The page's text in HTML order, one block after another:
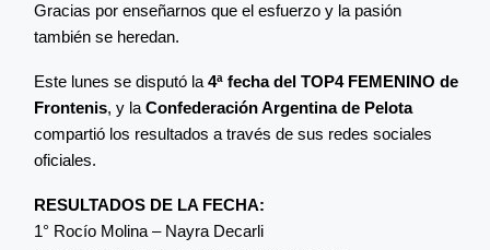
Gracias por enseñarnos que el esfuerzo y la pasión
también se heredan.
Este lunes se disputó la 4ª fecha del TOP4 FEMENINO de
Frontenis, y la Confederación Argentina de Pelota
compartió los resultados a través de sus redes sociales
oficiales.
RESULTADOS DE LA FECHA:
1° Rocío Molina – Nayra Decarli